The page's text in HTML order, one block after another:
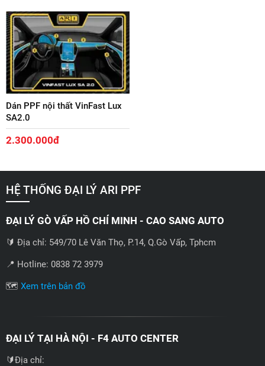
Dán PPF nội thất VinFast Lux
SA2.0
2.300.000đ
HỆ THỐNG ĐẠI LÝ ARI PPF
ĐẠI LÝ GÒ VẤP HỒ CHÍ MINH - CAO SANG AUTO
🔰 Địa chỉ: 549/70 Lê Văn Thọ, P.14, Q.Gò Vấp, Tphcm
📍 Hotline: 0838 72 3979
🗺️ Xem trên bản đồ
ĐẠI LÝ TẠI HÀ NỘI - F4 AUTO CENTER
🔰Địa chỉ: